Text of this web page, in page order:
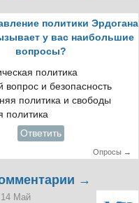
политики Эрдогана
у вас наибольшие
вопросы?
политика
вопрос и безопасность
политика и свободы
политика
Ответить
Опросы →
→
| 14 Май